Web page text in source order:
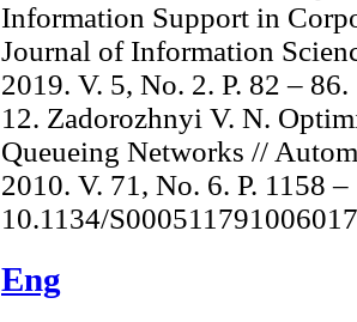
Information Support in
Journal of Information
2019. V. 5, No. 2. P. 82 – 86.
12. Zadorozhnyi V. N.
Queueing Networks //
2010. V. 71, No. 6. P. 1158
10.1134/
Eng